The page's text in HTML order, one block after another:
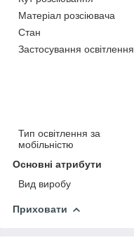
Матеріал розсіювача
Стан
Застосування освітлення
Тип освітлення за
мобільністю
Основні атрибути
Вид виробу
Приховати